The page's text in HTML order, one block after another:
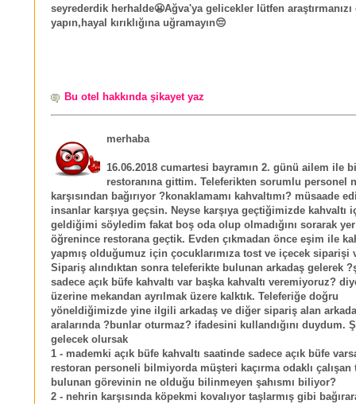
seyrederdik herhalde😬Ağva'ya gelicekler lütfen araştırmanızı
yapın,hayal kırıklığına uğramayın😔
Bu otel hakkında şikayet yaz
merhaba
16.06.2018 cumartesi bayramın 2. günü ailem ile
restoranına gittim. Teleferikten sorumlu personel
karşısından bağırıyor ?konaklamamı kahvaltımı? müsaade
insanlar karşıya geçsin. Neyse karşıya geçtiğimizde kahvaltı
geldiğimi söyledim fakat boş oda olup olmadığını sorarak yer
öğrenince restorana geçtik. Evden çıkmadan önce eşim ile
yapmış olduğumuz için çocuklarımıza tost ve içecek siparişi
Sipariş alındıktan sonra teleferikte bulunan arkadaş gelerek
sadece açık büfe kahvaltı var başka kahvaltı veremiyoruz?
üzerine mekandan ayrılmak üzere kalktık. Teleferiğe doğru
yöneldiğimizde yine ilgili arkadaş ve diğer sipariş alan
aralarında ?bunlar oturmaz? ifadesini kullandığını duydum.
gelecek olursak
1 - mademki açık büfe kahvaltı saatinde sadece açık büfe
restoran personeli bilmiyorda müşteri kaçırma odaklı çalışan
bulunan görevinin ne olduğu bilinmeyen şahısmı biliyor?
2 - nehrin karşısında köpekmi kovalıyor taşlarmış gibi